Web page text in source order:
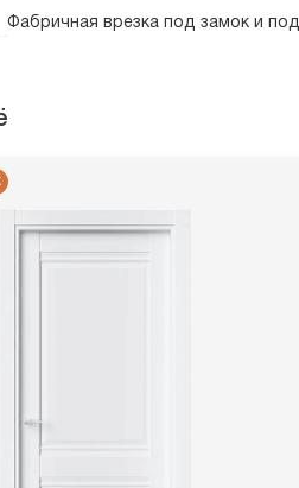
Фабричная врезка под замок и